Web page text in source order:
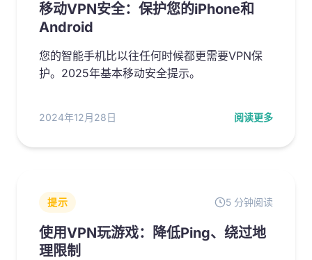
移动VPN安全：保护您的iPhone和
Android
您的智能手机比以往任何时候都更需要VPN保
护。2025年基本移动安全提示。
2024年12月28日 阅读更多
提示 5 分钟阅读
使用VPN玩游戏：降低Ping、绕过地
理限制